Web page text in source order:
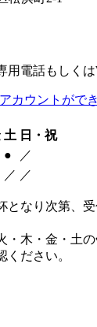
電話もしくは
土 日・祝
●
／
／ ／
なり次第、受
木・金・土の
ください。